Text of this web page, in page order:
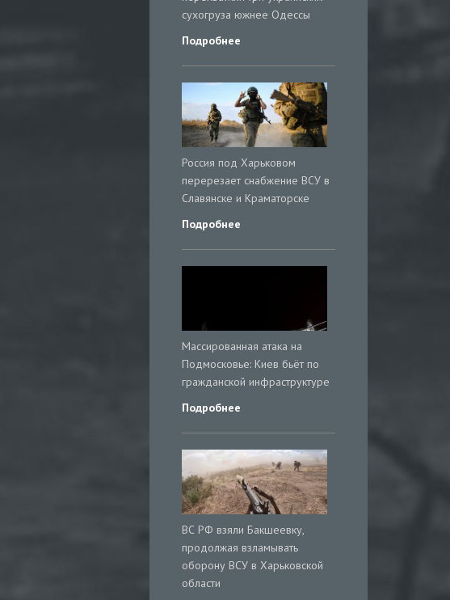
сухогруза южнее Одессы
Подробнее
Россия под Харьковом
перерезает снабжение ВСУ в
Славянске и Краматорске
Подробнее
Массированная атака на
Подмосковье: Киев бьёт по
гражданской инфраструктуре
Подробнее
ВС РФ взяли Бакшеевку,
продолжая взламывать
оборону ВСУ в Харьковской
области